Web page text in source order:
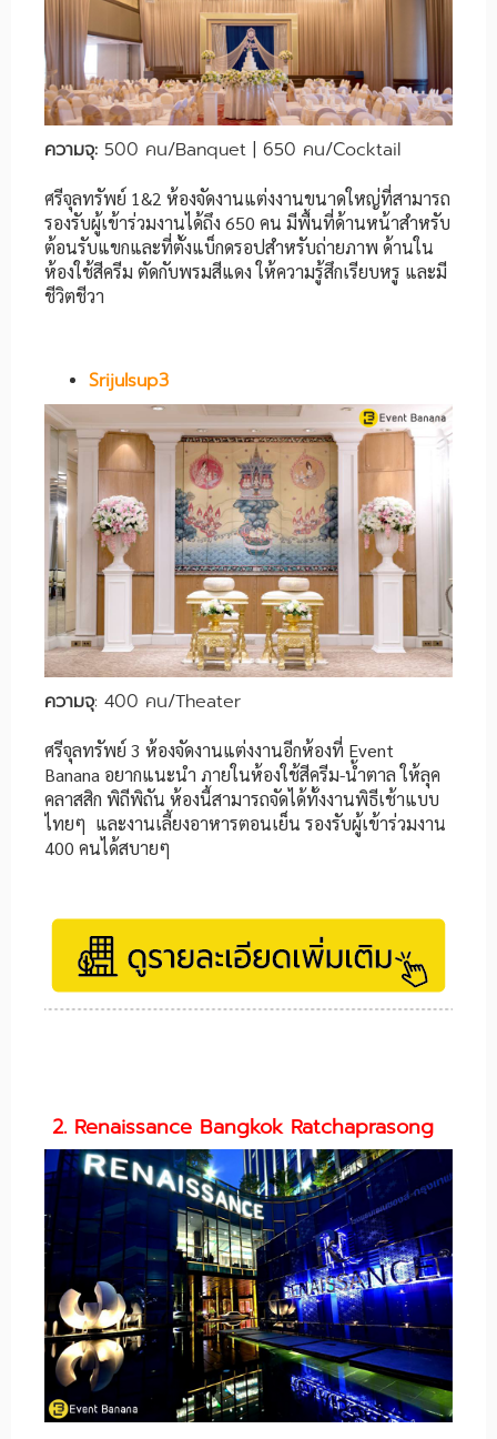
ความจุ: 500 คน/Banquet | 650 คน/Cocktail
ศรีจุลทรัพย์ 1&2 ห้องจัดงานแต่งงานขนาดใหญ่ที่สามารถ
รองรับผู้เข้าร่วมงานได้ถึง 650 คน มีพื้นที่ด้านหน้าสำหรับ
ต้อนรับแขกและที่ตั้งแบ็กดรอปสำหรับถ่ายภาพ ด้านใน
ห้องใช้สีครีม ตัดกับพรมสีแดง ให้ความรู้สึกเรียบหรู และมี
ชีวิตชีวา
Srijulsup3
ความจุ: 400 คน/Theater
ศรีจุลทรัพย์ 3 ห้องจัดงานแต่งงานอีกห้องที่ Event
Banana อยากแนะนำ ภายในห้องใช้สีครีม-น้ำตาล ให้ลุค
คลาสสิก พิถีพิถัน ห้องนี้สามารถจัดได้ทั้งงานพิธีเช้าแบบ
ไทยๆ และงานเลี้ยงอาหารตอนเย็น รองรับผู้เข้าร่วมงาน
400 คนได้สบายๆ
2. Renaissance Bangkok Ratchaprasong